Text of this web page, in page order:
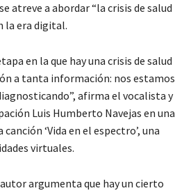
atreve a abordar “la crisis de salud
la era digital.
en la que hay una crisis de salud
a tanta información: nos estamos
afirma el vocalista y
Luis Humberto Navejas en una
‘Vida en el espectro’, una
virtuales.
argumenta que hay un cierto